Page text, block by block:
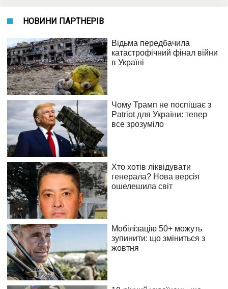
НОВИНИ ПАРТНЕРІВ